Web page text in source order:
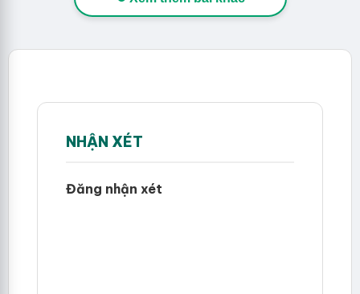
NHẬN XÉT
Đăng nhận xét